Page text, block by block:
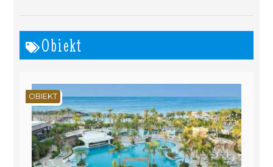
Obiekt
OBIEKT